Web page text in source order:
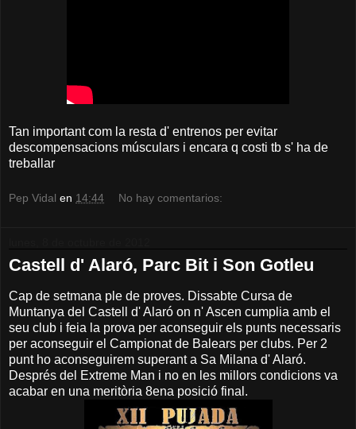
Tan important com la resta d' entrenos per evitar
descompensacions músculars i encara q costi tb s' ha de
treballar
Pep Vidal en 14:44 No hay comentarios:
Castell d' Alaró, Parc Bit i Son Gotleu
Cap de setmana ple de proves. Dissabte Cursa de
Muntanya del Castell d' Alaró on n' Ascen cumplia amb el
seu club i feia la prova per aconseguir els punts necessaris
per aconseguir el Campionat de Balears per clubs. Per 2
punt ho aconseguirem superant a Sa Milana d' Alaró.
Després del Extreme Man i no en les millors condicions va
acabar en una meritòria 8ena posició final.